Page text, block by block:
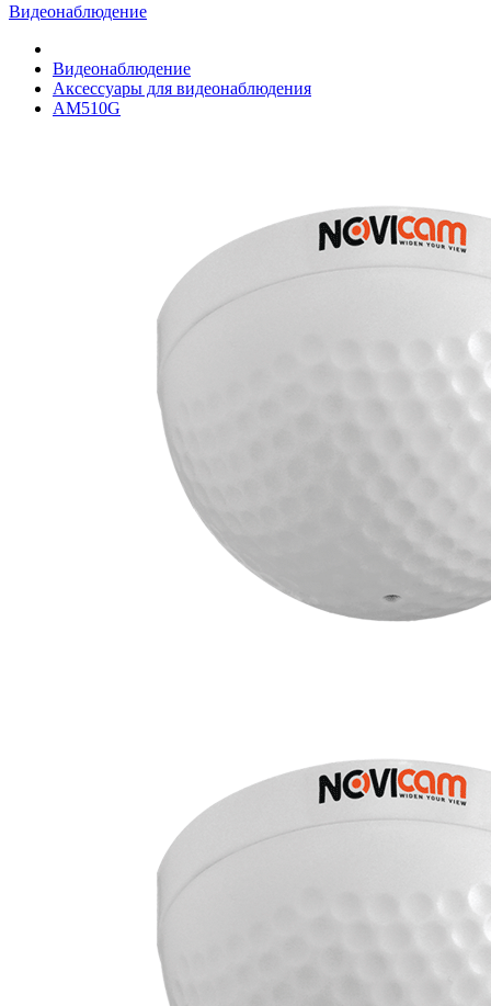
Видеонаблюдение
Видеонаблюдение
Аксессуары для видеонаблюдения
AM510G